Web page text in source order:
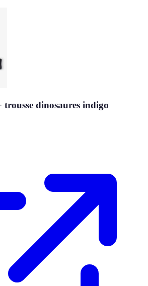
dinosaures indigo